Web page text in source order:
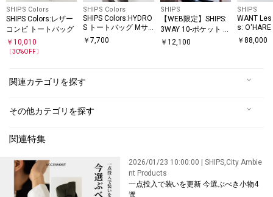
SHIPS Colors
SHIPS Colors:レザー
コンビ トートバッグ
￥ 10,010
〔30%OFF〕
SHIPS Colors
SHIPS Colors:HYDRO
S トートバッグ Mサ
イズ◇
￥7,700
SHIPS
【WEB限定】SHIPS:
3WAY 10-ポケット ビ
ズ ブリーフ バッグ
￥ 12,100
SHIPS
WANT
s:
ャンバス
￥88,000
関連カテゴリを探す
その他カテゴリを探す
関連特集
2026/01/23 10:00:00 | SHIPS,City Ambie
nt Products
一点投入で装いを更新 今選ぶべき小物4
選